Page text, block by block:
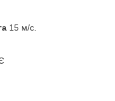
15 м/с.